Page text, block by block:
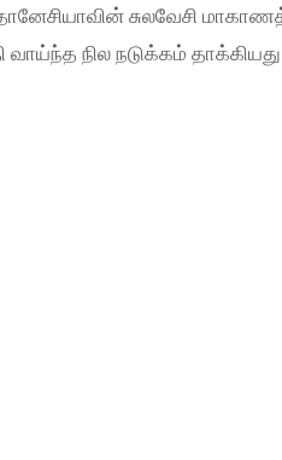
சுலவேசி
நில நடுக்கம் தாக்கியது